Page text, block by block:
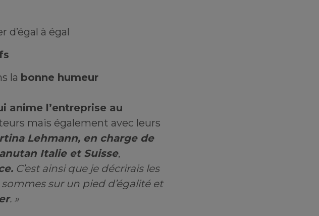
d’égal à égal
la bonne humeur
anime l’entreprise au
mais également avec leurs
Lehmann, en charge de
Italie et Suisse,
C’est ainsi que je décrirais les
sur un pied d’égalité et
. »